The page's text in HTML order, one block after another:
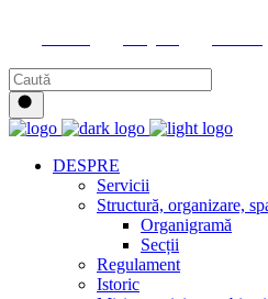
DESPRE
Servicii
Structură, organizare,
Organigramă
Secții
Regulament
Istoric